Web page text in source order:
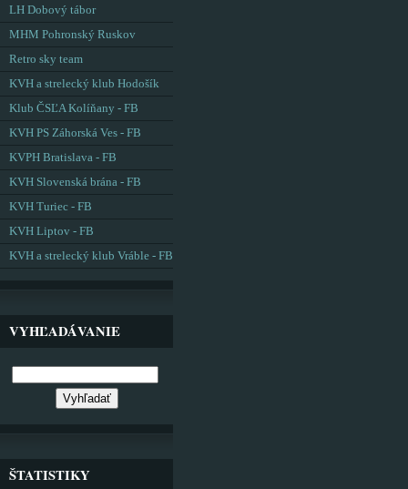
LH Dobový tábor
MHM Pohronský Ruskov
Retro sky team
KVH a strelecký klub Hodošík
Klub ČSĽA Kolíňany - FB
KVH PS Záhorská Ves - FB
KVPH Bratislava - FB
KVH Slovenská brána - FB
KVH Turiec - FB
KVH Liptov - FB
KVH a strelecký klub Vráble - FB
VYHĽADÁVANIE
ŠTATISTIKY